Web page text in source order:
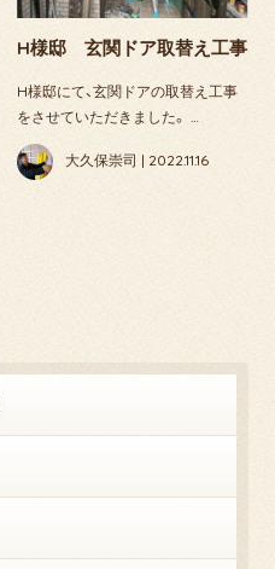
H様邸 玄関ドア取替え工事
H様邸にて、玄関ドアの取替え工事
をさせていただきました。 …
大久保崇司 | 2022.11.16